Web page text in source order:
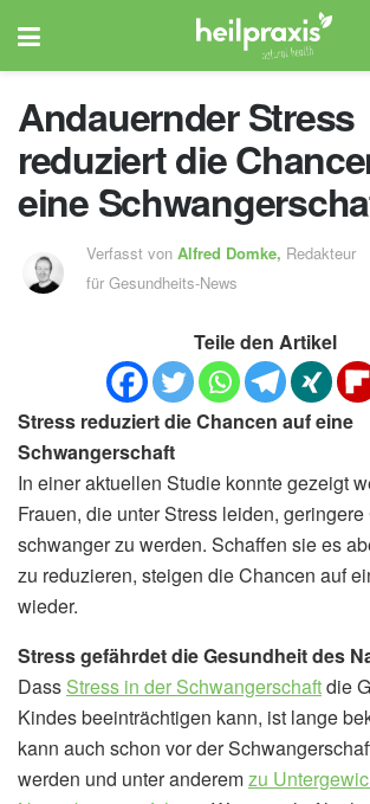
Andauernder Stress
reduziert die
eine
Verfasst vonAlfred Domke, Redakteur
für Gesundheits-News
Teile den Artikel
Stress reduziert die Chancen auf eine
Schwangerschaft
In einer aktuellen Studie konnte gezeigt
Frauen, die unter Stress leiden,
schwanger zu werden. Schaffen sie es
zu reduzieren, steigen die Chancen auf
wieder.
Stress gefährdet die Gesundheit des
Dass Stress in der Schwangerschaftdie
Kindes beeinträchtigen kann, ist lange
kann auch schon vor der
werden und unter anderemzu